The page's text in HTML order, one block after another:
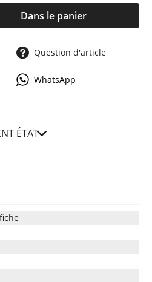
Dans le panier
Question d'article
WhatsApp
ÉTAT